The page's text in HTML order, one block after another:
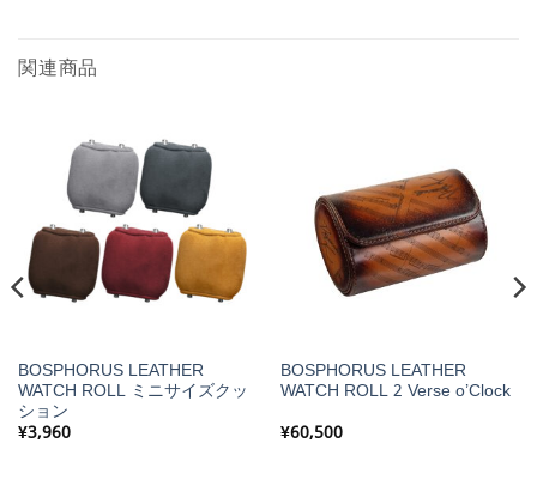
関連商品
BOSPHORUS LEATHER
WATCH ROLL ミニサイズクッ
ション
¥3,960
BOSPHORUS LEATHER
WATCH ROLL 2 Verse o’Clock
¥60,500